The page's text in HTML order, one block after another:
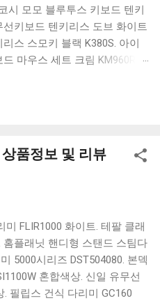
시 모모 블루투스 키보드 텐키
선키보드 텐키리스 도브 화이트
스 스모키 블랙 K380S. 아이
마우스 세트 크림 KM960RB
인 혜택과 빠른배송 혜택을 놓
추가할인 확인하기 상품 하나
다양해서 결정이 많이 어려우
품들을 상세스펙 과 가격 을
도록 순위 추천 해드릴게요. 특
유니콘 멀티페어링 스마트폰
보드, BK-500SB, 일반형, 블
태...
품정보 및 리뷰
FLIR1000 화이트. 테팔 클래
홈플래닛 핸디형 스탠드 스팀다
5000시리즈 DST504080. 본덱
혼합색상. 신일 유무선
. 필립스 건식 다리미 GC160